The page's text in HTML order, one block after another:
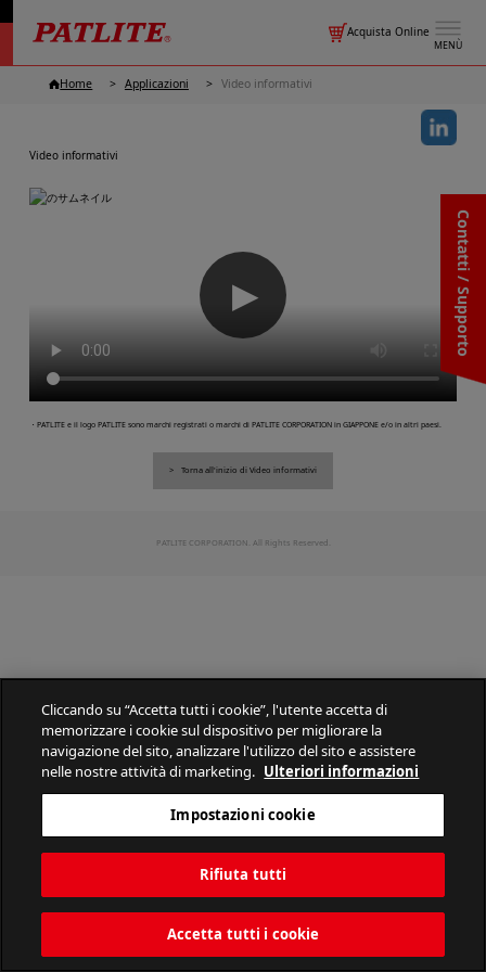
MENÙ
Acquista Online
Contatti / Supporto
Home Applicazioni Video informativi
Video informativi
▶
・PATLITE e il logo PATLITE sono marchi registrati o marchi di PATLITE CORPORATION in GIAPPONE e/o in altri paesi.
Torna all'inizio di Video informativi
PATLITE CORPORATION. All Rights Reserved.
Cliccando su “Accetta tutti i cookie”, l'utente accetta di
memorizzare i cookie sul dispositivo per migliorare la
navigazione del sito, analizzare l'utilizzo del sito e assistere
nelle nostre attività di marketing. Ulteriori informazioni
Impostazioni cookie
Rifiuta tutti
Accetta tutti i cookie